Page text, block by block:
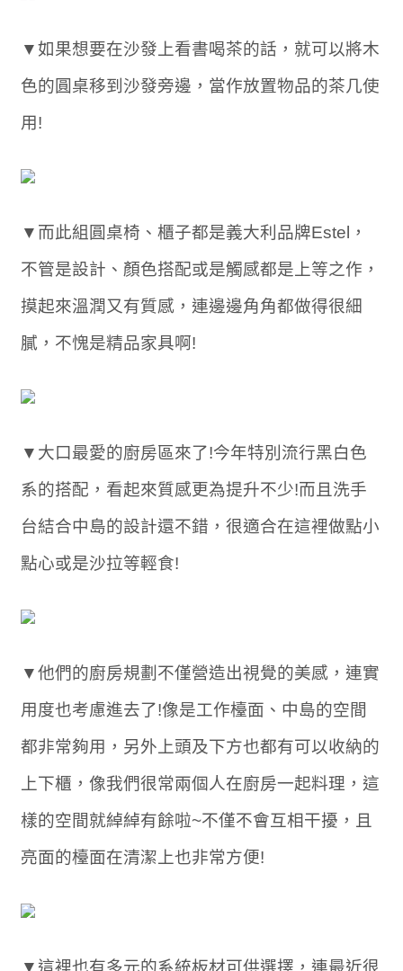
▼如果想要在沙發上看書喝茶的話，就可以將木
色的圓桌移到沙發旁邊，當作放置物品的茶几使
用!
▼而此組圓桌椅、櫃子都是義大利品牌Estel，
不管是設計、顏色搭配或是觸感都是上等之作，
摸起來溫潤又有質感，連邊邊角角都做得很細
膩，不愧是精品家具啊!
▼大口最愛的廚房區來了!今年特別流行黑白色
系的搭配，看起來質感更為提升不少!而且洗手
台結合中島的設計還不錯，很適合在這裡做點小
點心或是沙拉等輕食!
▼他們的廚房規劃不僅營造出視覺的美感，連實
用度也考慮進去了!像是工作檯面、中島的空間
都非常夠用，另外上頭及下方也都有可以收納的
上下櫃，像我們很常兩個人在廚房一起料理，這
樣的空間就綽綽有餘啦~不僅不會互相干擾，且
亮面的檯面在清潔上也非常方便!
▼這裡也有多元的系統板材可供選擇，連最近很